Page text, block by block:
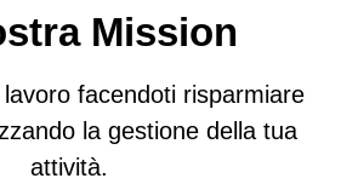
Mission
facendoti risparmiare
la gestione della tua
attività.